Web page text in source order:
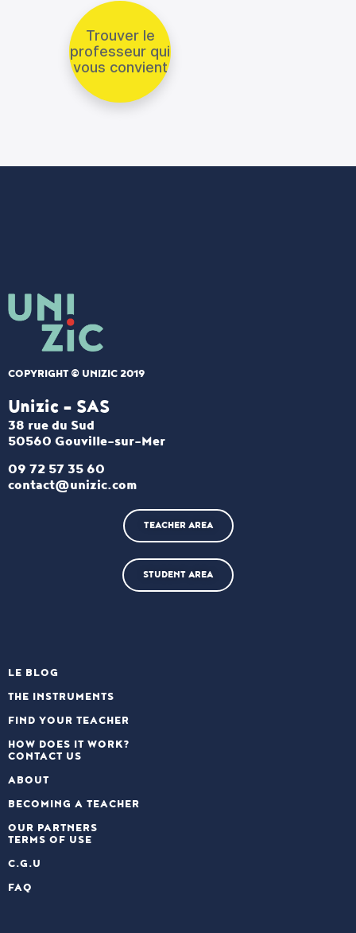
Trouver le
professeur qui
vous convient
COPYRIGHT © UNIZIC 2019
Unizic - SAS​
38 rue du Sud
50560 Gouville-sur-Mer
09 72 57 35 60
contact@unizic.com
TEACHER AREA
STUDENT AREA
LE BLOG
THE INSTRUMENTS
FIND YOUR TEACHER
HOW DOES IT WORK?
CONTACT US
ABOUT
BECOMING A TEACHER
OUR PARTNERS
TERMS OF USE
C.G.U
FAQ